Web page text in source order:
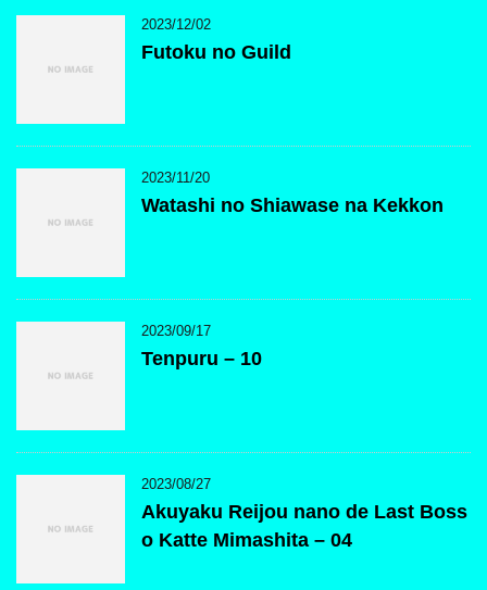
2023/12/02
Futoku no Guild
2023/11/20
Watashi no Shiawase na Kekkon
2023/09/17
Tenpuru – 10
2023/08/27
Akuyaku Reijou nano de Last Boss
o Katte Mimashita – 04